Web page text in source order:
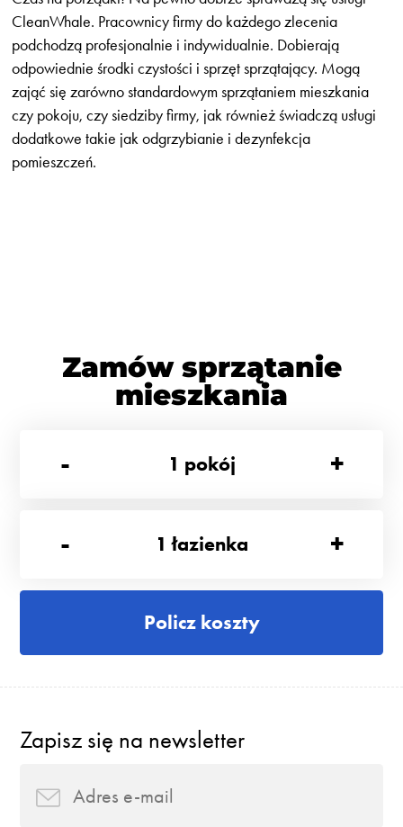
CleanWhale. Pracownicy firmy do każdego zlecenia
podchodzą profesjonalnie i indywidualnie. Dobierają
odpowiednie środki czystości i sprzęt sprzątający. Mogą
zająć się zarówno standardowym sprzątaniem mieszkania
czy pokoju, czy siedziby firmy, jak również świadczą usługi
dodatkowe takie jak odgrzybianie i dezynfekcja
pomieszczeń.
Zamów sprzątanie
mieszkania
-
1 pokój +
- 1 łazienka +
Policz koszty
Zapisz się na newsletter